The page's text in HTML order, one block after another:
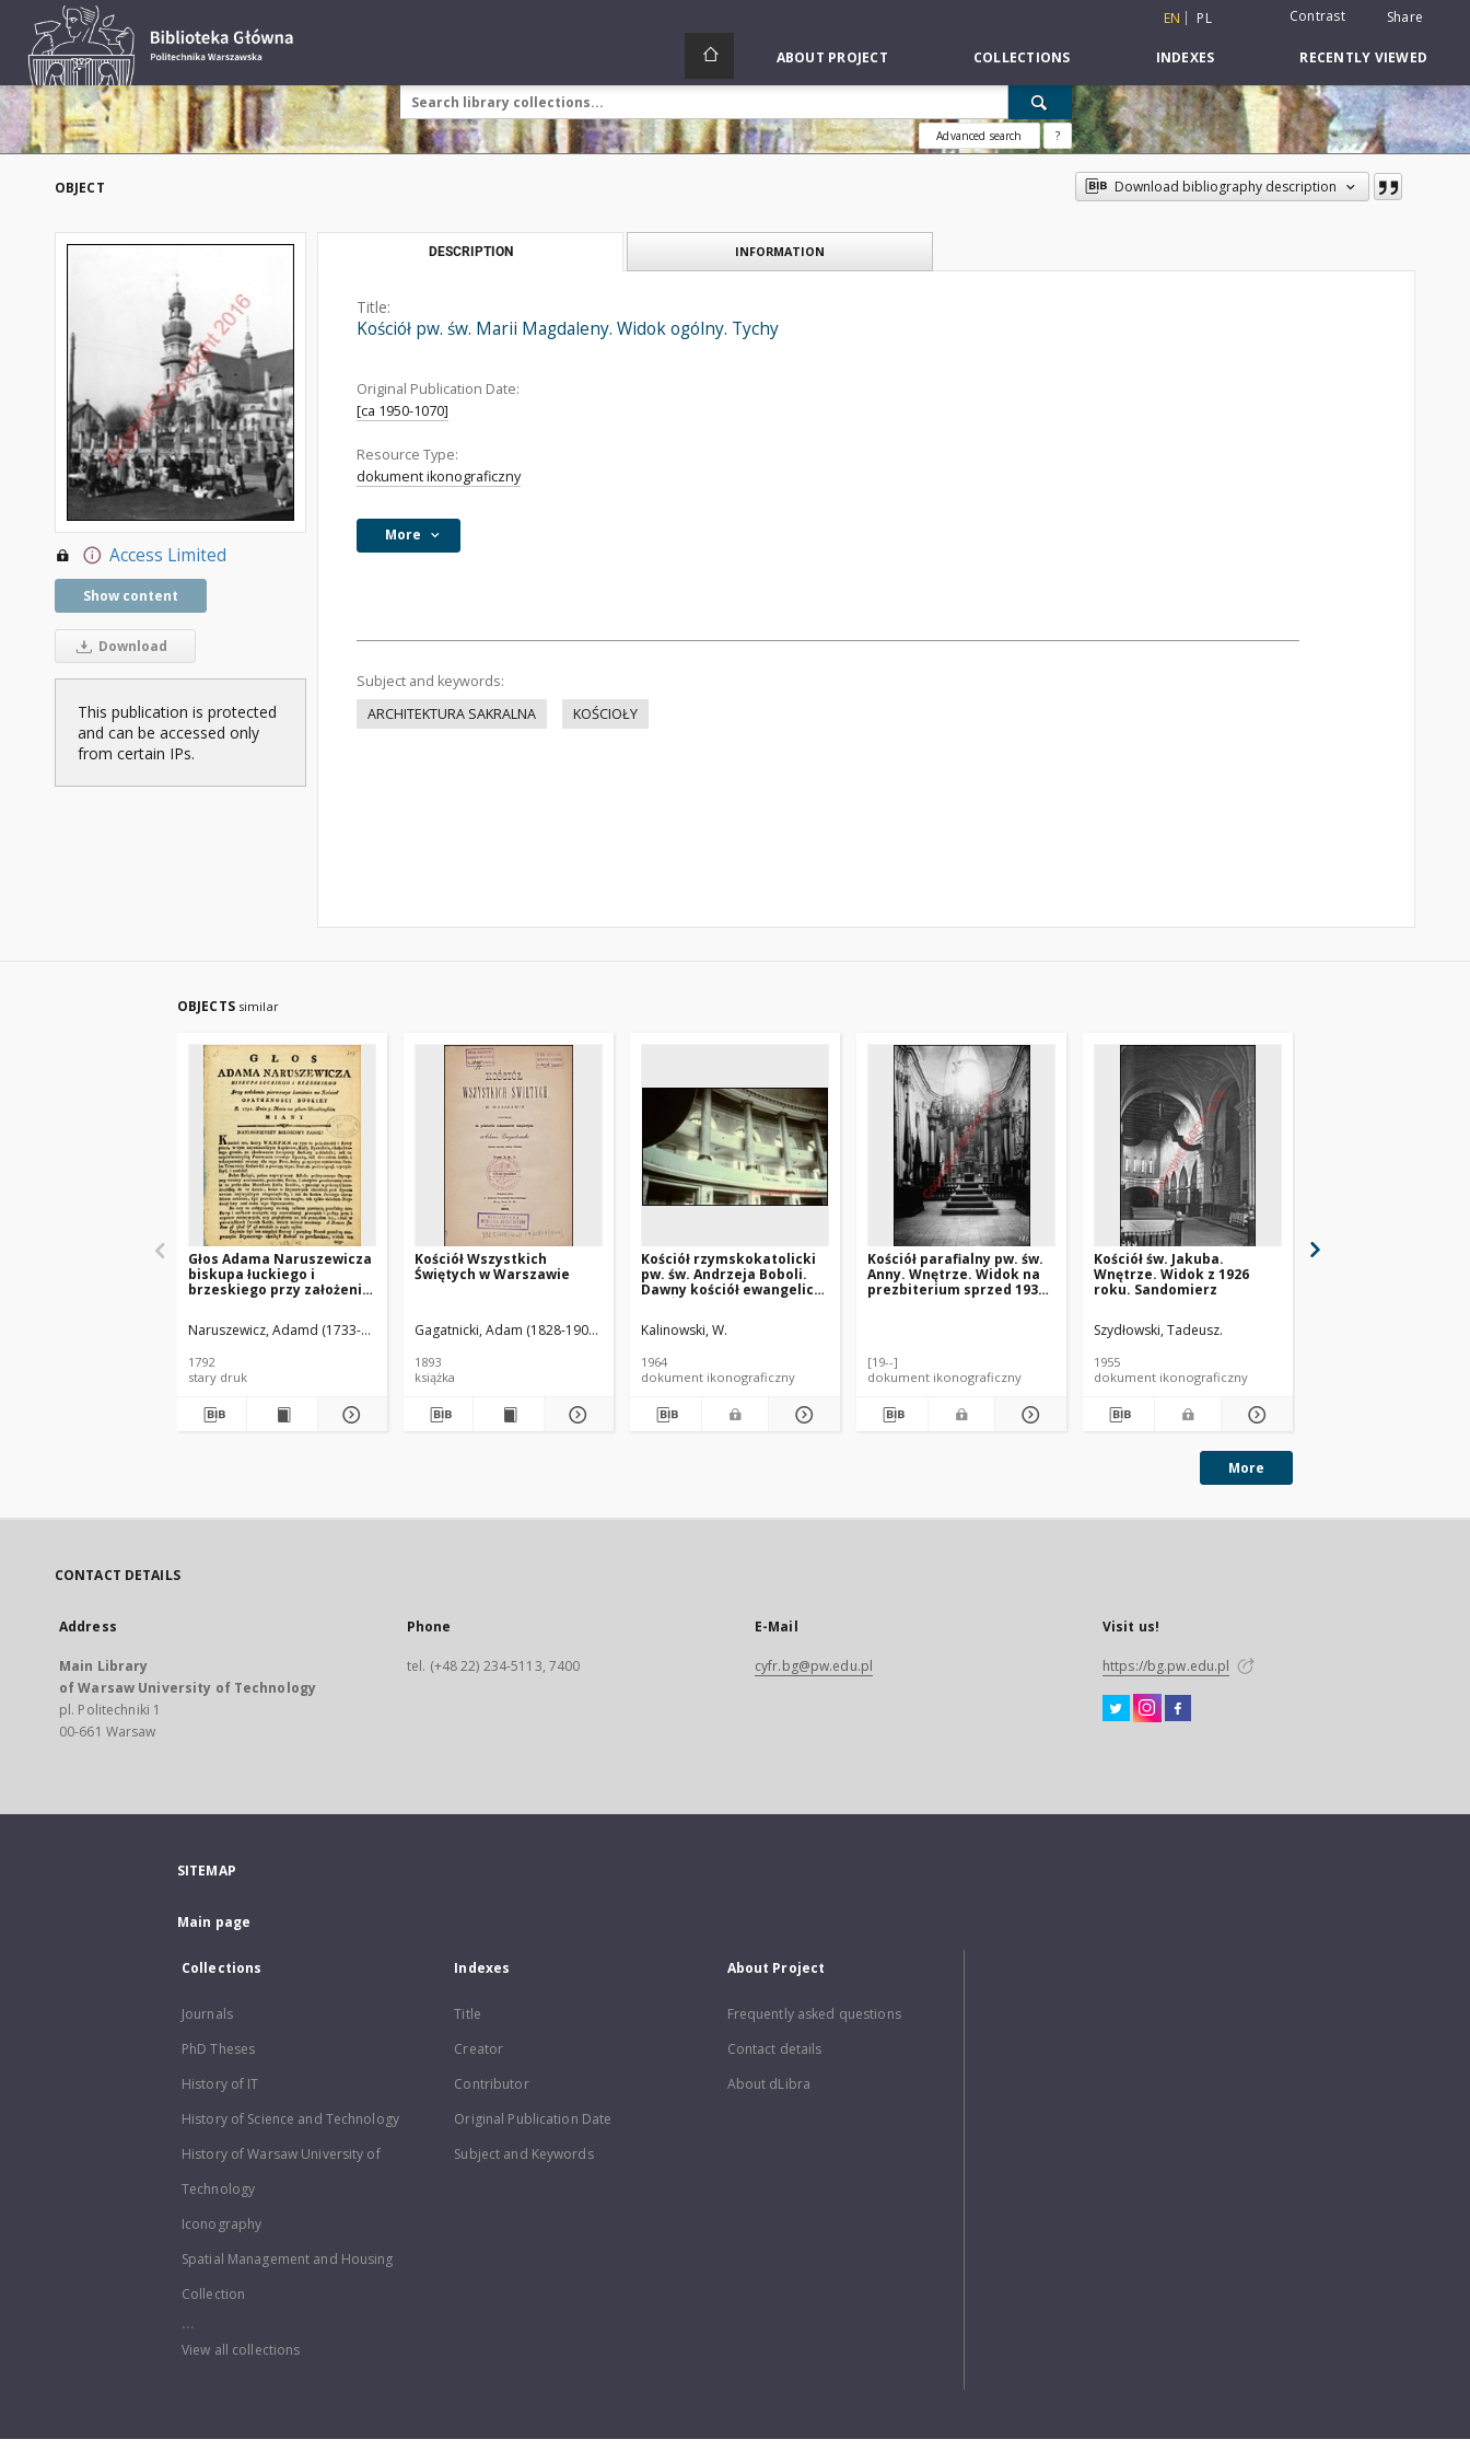
EN PL Contrast Share
ABOUT PROJECT COLLECTIONS INDEXES RECENTLY VIEWED
Advanced search ?
OBJECT Download bibliography description
Access Limited
Show content
Download
This publication is protected
and can be accessed only
from certain IPs.
DESCRIPTION INFORMATION
Title:
Kościół pw. św. Marii Magdaleny. Widok ogólny. Tychy
Original Publication Date:
[ca 1950-1070]
Resource Type:
dokument ikonograficzny
More
Subject and keywords:
ARCHITEKTURA SAKRALNA
KOŚCIOŁY
OBJECTS similar
Głos Adama Naruszewicza
biskupa łuckiego i
brzeskiego przy założeniu
Kościół Opatrznosci
Boskiey r. 1792 dnia 3 maia
miany
Naruszewicz, Adamd (1733-1796)
1792
stary druk
Kościół Wszystkich
Świętych w Warszawie
Gagatnicki, Adam (1828-1903). Bańkowski, Stanisław (1864- ). Wyd.
1893
książka
Kościół rzymskokatolicki
pw. św. Andrzeja Boboli.
Dawny kościół ewangelicki
Wnętrze z galeriami.
Rawicz
Kalinowski, W.
1964
dokument ikonograficzny
Kościół parafialny pw. św.
Anny. Wnętrze. Widok na
prezbiterium sprzed 1939
[19--]
dokument ikonograficzny
Kościół św. Jakuba.
Wnętrze. Widok z 1926
roku. Sandomierz
Szydłowski, Tadeusz.
1955
dokument ikonograficzny
More
CONTACT DETAILS
Address
Main Library
of Warsaw University of Technology
pl. Politechniki 1
00-661 Warsaw
Phone
tel. (+48 22) 234-5113, 7400
E-Mail
cyfr.bg@pw.edu.pl
Visit us!
https://bg.pw.edu.pl
SITEMAP
Main page
Collections
Journals
PhD Theses
History of IT
History of Science and Technology
History of Warsaw University of
Technology
Iconography
Spatial Management and Housing
Collection
...
View all collections
Indexes
Title
Creator
Contributor
Original Publication Date
Subject and Keywords
About Project
Frequently asked questions
Contact details
About dLibra